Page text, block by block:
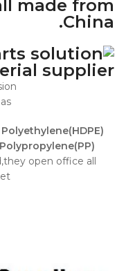
made from
China.
supplier
open office all